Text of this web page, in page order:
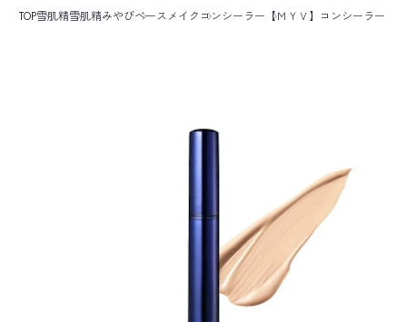
TOP雪肌精雪肌精みやびベースメイク コンシーラー 【ＭＹＶ】コンシーラー